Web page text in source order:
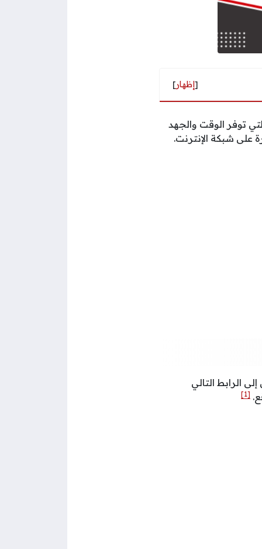
[إظهار]
توفر الوقت والجهد
على شبكة الإنترنت.
الرابط التالي
[1]